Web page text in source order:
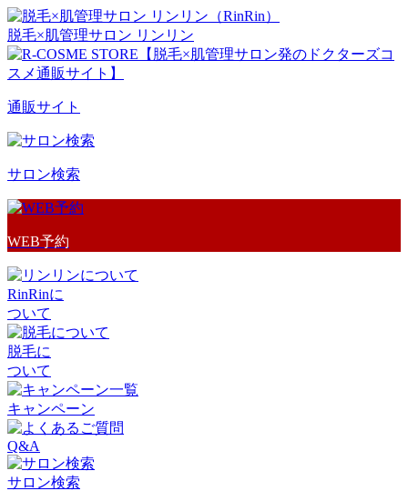
脱毛×肌管理サロン リンリン
通販サイト
サロン検索
WEB予約
RinRinに
ついて
脱毛に
ついて
キャンペーン
Q&A
サロン検索